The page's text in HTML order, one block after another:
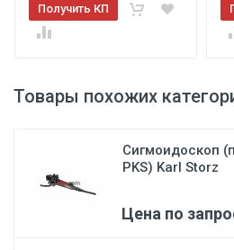
Товары похожих
Сигмоидоскоп
PKS) Karl Storz
Цена по
Получить КП